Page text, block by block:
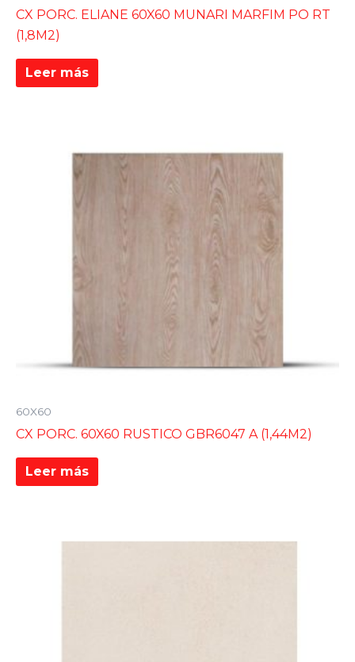
CX PORC. ELIANE 60X60 MUNARI MARFIM PO RT
(1,8M2)
Leer más
60X60
CX PORC. 60X60 RUSTICO GBR6047 A (1,44M2)
Leer más